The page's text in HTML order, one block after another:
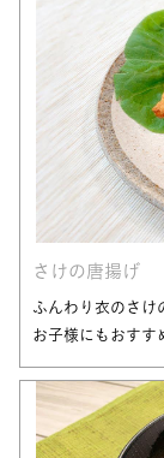
さけの唐揚げ
ふんわり衣のさけ
お子様にもおすす